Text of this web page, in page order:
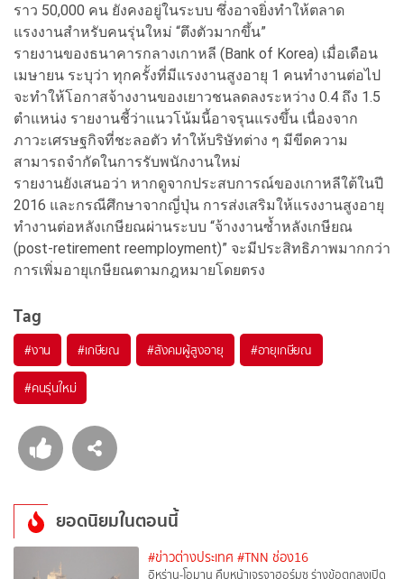
ราว 50,000 คน ยังคงอยู่ในระบบ ซึ่งอาจยิ่งทำให้ตลาด
แรงงานสำหรับคนรุ่นใหม่ “ตึงตัวมากขึ้น”
รายงานของธนาคารกลางเกาหลี (Bank of Korea) เมื่อเดือน
เมษายน ระบุว่า ทุกครั้งที่มีแรงงานสูงอายุ 1 คนทำงานต่อไป
จะทำให้โอกาสจ้างงานของเยาวชนลดลงระหว่าง 0.4 ถึง 1.5
ตำแหน่ง รายงานชี้ว่าแนวโน้มนี้อาจรุนแรงขึ้น เนื่องจาก
ภาวะเศรษฐกิจที่ชะลอตัว ทำให้บริษัทต่าง ๆ มีขีดความ
สามารถจำกัดในการรับพนักงานใหม่
รายงานยังเสนอว่า หากดูจากประสบการณ์ของเกาหลีใต้ในปี
2016 และกรณีศึกษาจากญี่ปุ่น การส่งเสริมให้แรงงานสูงอายุ
ทำงานต่อหลังเกษียณผ่านระบบ “จ้างงานซ้ำหลังเกษียณ
(post-retirement reemployment)” จะมีประสิทธิภาพมากกว่า
การเพิ่มอายุเกษียณตามกฎหมายโดยตรง
Tag
#งาน #เกษียณ #สังคมผู้สูงอายุ #อายุเกษียณ
#คนรุ่นใหม่
ยอดนิยมในตอนนี้
#ข่าวต่างประเทศ #TNN ช่อง16
อิหร่าน-โอมาน คืบหน้าเจรจาฮอร์มุซ ร่างข้อตกลงเปิด